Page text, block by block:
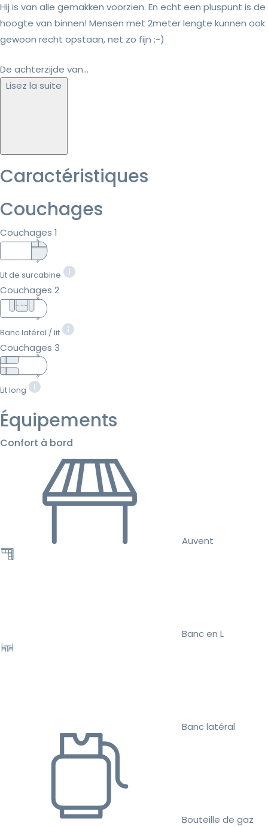
Hij is van alle gemakken voorzien. En echt een pluspunt is de
hoogte van binnen! Mensen met 2meter lengte kunnen ook
gewoon recht opstaan, net zo fijn ;-)
De achterzijde van...
Lisez la suite
Caractéristiques
Couchages
Couchages 1
Lit de surcabine
Couchages 2
Banc latéral / lit
Couchages 3
Lit long
Équipements
Confort à bord
Auvent
Banc en L
Banc latéral
Bouteille de gaz